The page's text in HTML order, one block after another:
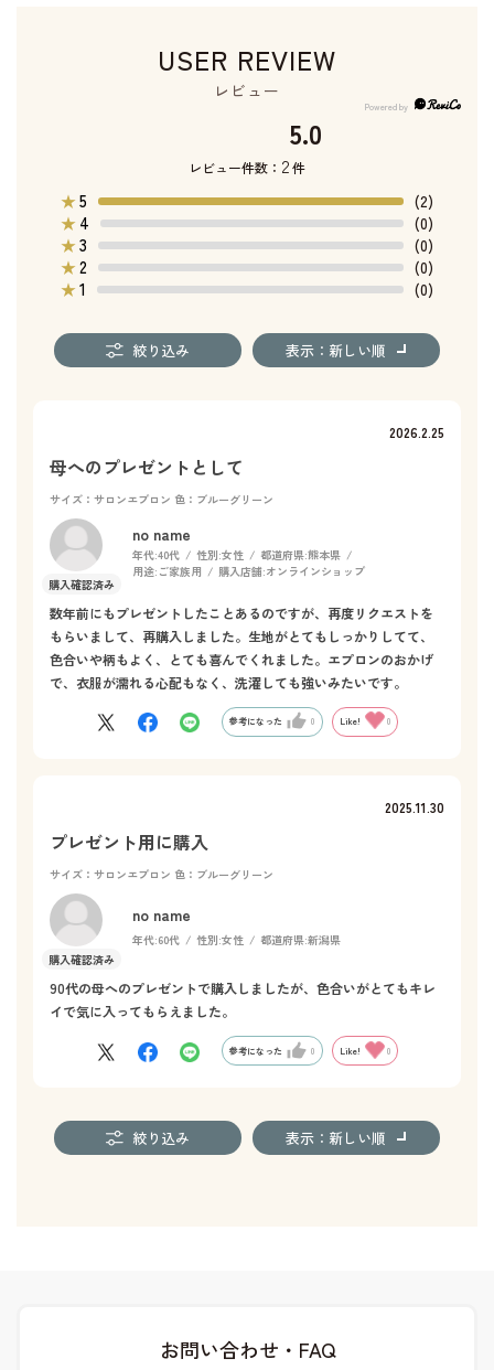
USER REVIEW
レビュー
5.0
レビュー件数： 2件
★5
(2)
★ 4
(0)
★3
(0)
★2
(0)
★1 (0)
絞り込み 表示：新しい順
2026.2.25
母へのプレゼントとして
サイズ：サロンエプロン 色：ブルーグリーン
no name
年代:40代 性別:女性 都道府県:熊本県
用途: ご家族用 購入店舗:オンラインショップ
数年前にもプレゼントしたことあるのですが、再度リクエストを
もらいまして、再購入しました。生地がとてもしっかりしてて、
色合いや柄もよく、とても喜んでくれました。エプロンのおかげ
で、衣服が濡れる心配もなく、洗濯しても強いみたいです。
参考になった 0 Like! 0
2025.11.30
プレゼント用に購入
サイズ：サロンエプロン 色：ブルーグリーン
no name
年代:60代 性別:女性 都道府県:新潟県
90代の母へのプレゼントで購入しましたが、色合いがとてもキレ
イで気に入ってもらえました。
参考になった 0 Like! 0
絞り込み 表示：新しい順
お問い合わせ・FAQ